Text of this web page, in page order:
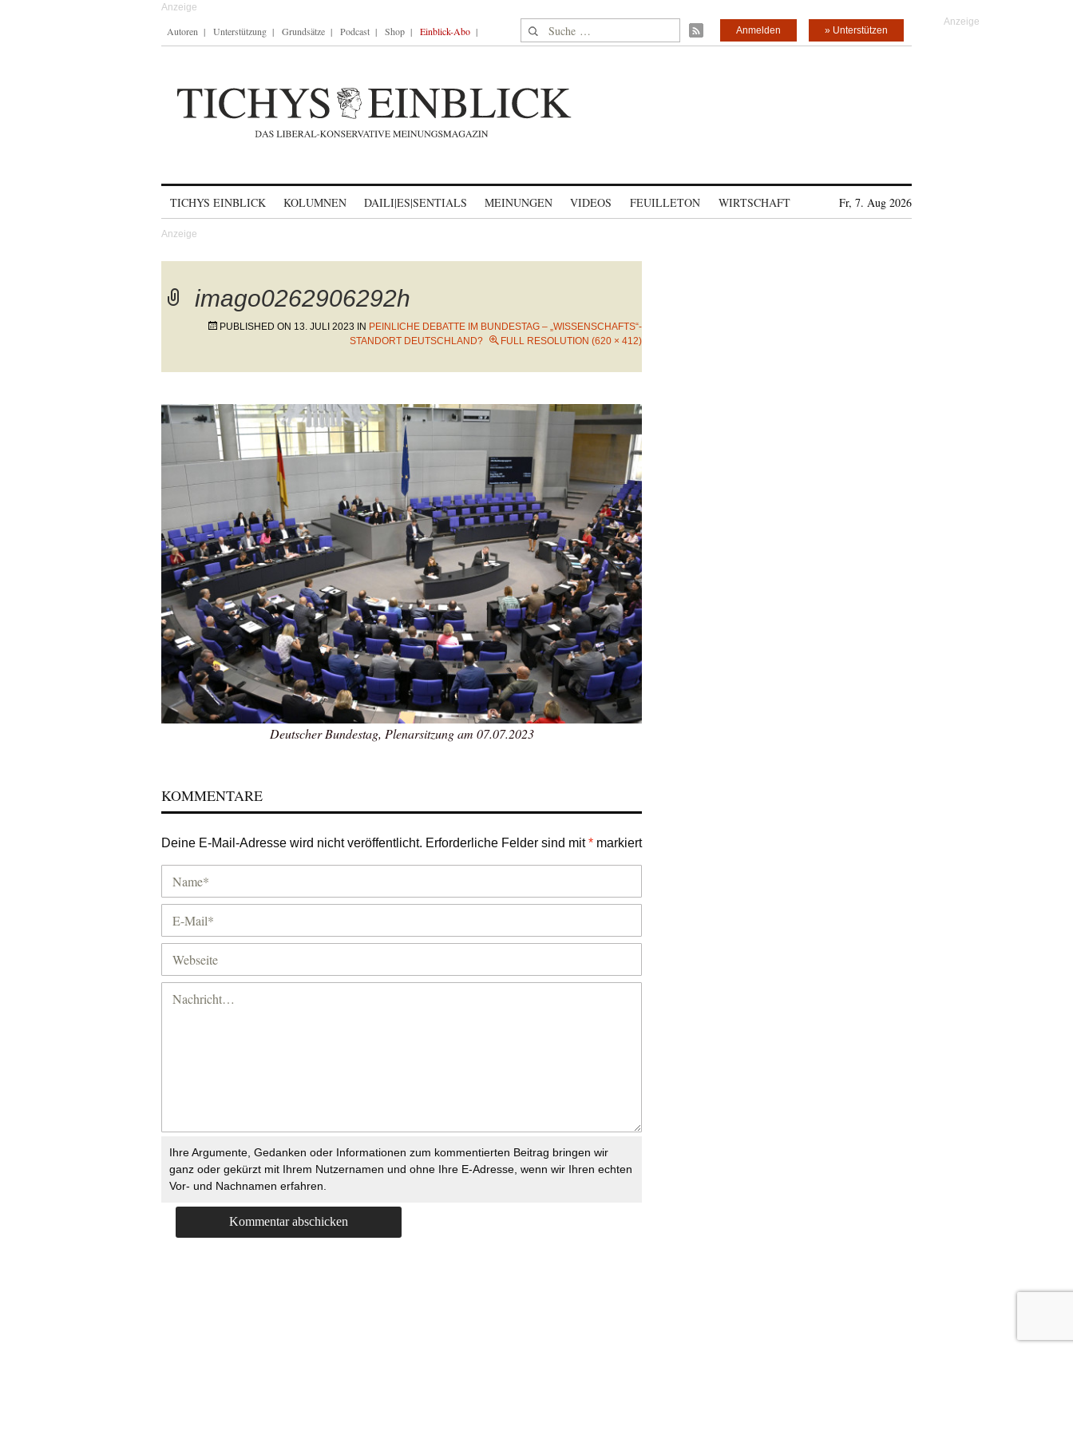
Autoren Unterstützung Grundsätze Podcast Shop Einblick-Abo Suche nach: » Unterstützen
Anmelden
TICHYS EINBLICK KOLUMNEN DAILI|ES|SENTIALS MEINUNGEN VIDEOS FEUILLETON WIRTSCHAFT Fr, 7. Aug 2026
imago0262906292h
PUBLISHED ON 13. JULI 2023 IN PEINLICHE DEBATTE IM BUNDESTAG – „WISSENSCHAFTS“-
STANDORT DEUTSCHLAND?
FULL RESOLUTION (620 × 412)
Deutscher Bundestag, Plenarsitzung am 07.07.2023
KOMMENTARE
Deine E-Mail-Adresse wird nicht veröffentlicht. Erforderliche Felder sind mit* markiert
Ihre Argumente, Gedanken oder Informationen zum kommentierten Beitrag bringen wir
ganz oder gekürzt mit Ihrem Nutzernamen und ohne Ihre E-Adresse, wenn wir Ihren echten
Vor- und Nachnamen erfahren.